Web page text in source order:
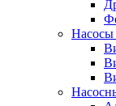
Насосы